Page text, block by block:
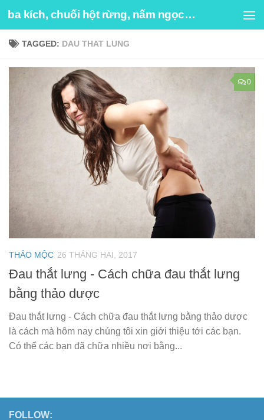
Skip to content ba kích, chuối hột rừng, nấm ngọc cẩu
TAGGED: DAU THAT LUNG
0
THẢO MỘC 26 THÁNG HAI, 2017
Đau thắt lưng - Cách chữa đau thắt lưng
bằng thảo dược
Đau thắt lưng - Cách chữa đau thắt lưng bằng thảo dược
là cách mà hôm nay chúng tôi xin giới thiệu tới các bạn.
Có thể các bạn đã chữa nhiều nơi bằng...
FOLLOW: